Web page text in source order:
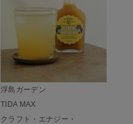
浮島ガーデン
TIDA MAX
クラフト・エナジー・